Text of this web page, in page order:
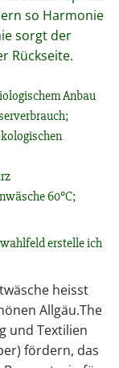
so Harmonie
sorgt der
Rückseite.
Anbau
60°C;
erstelle ich
heisst
Allgäu.The
und Textilien
fördern, das